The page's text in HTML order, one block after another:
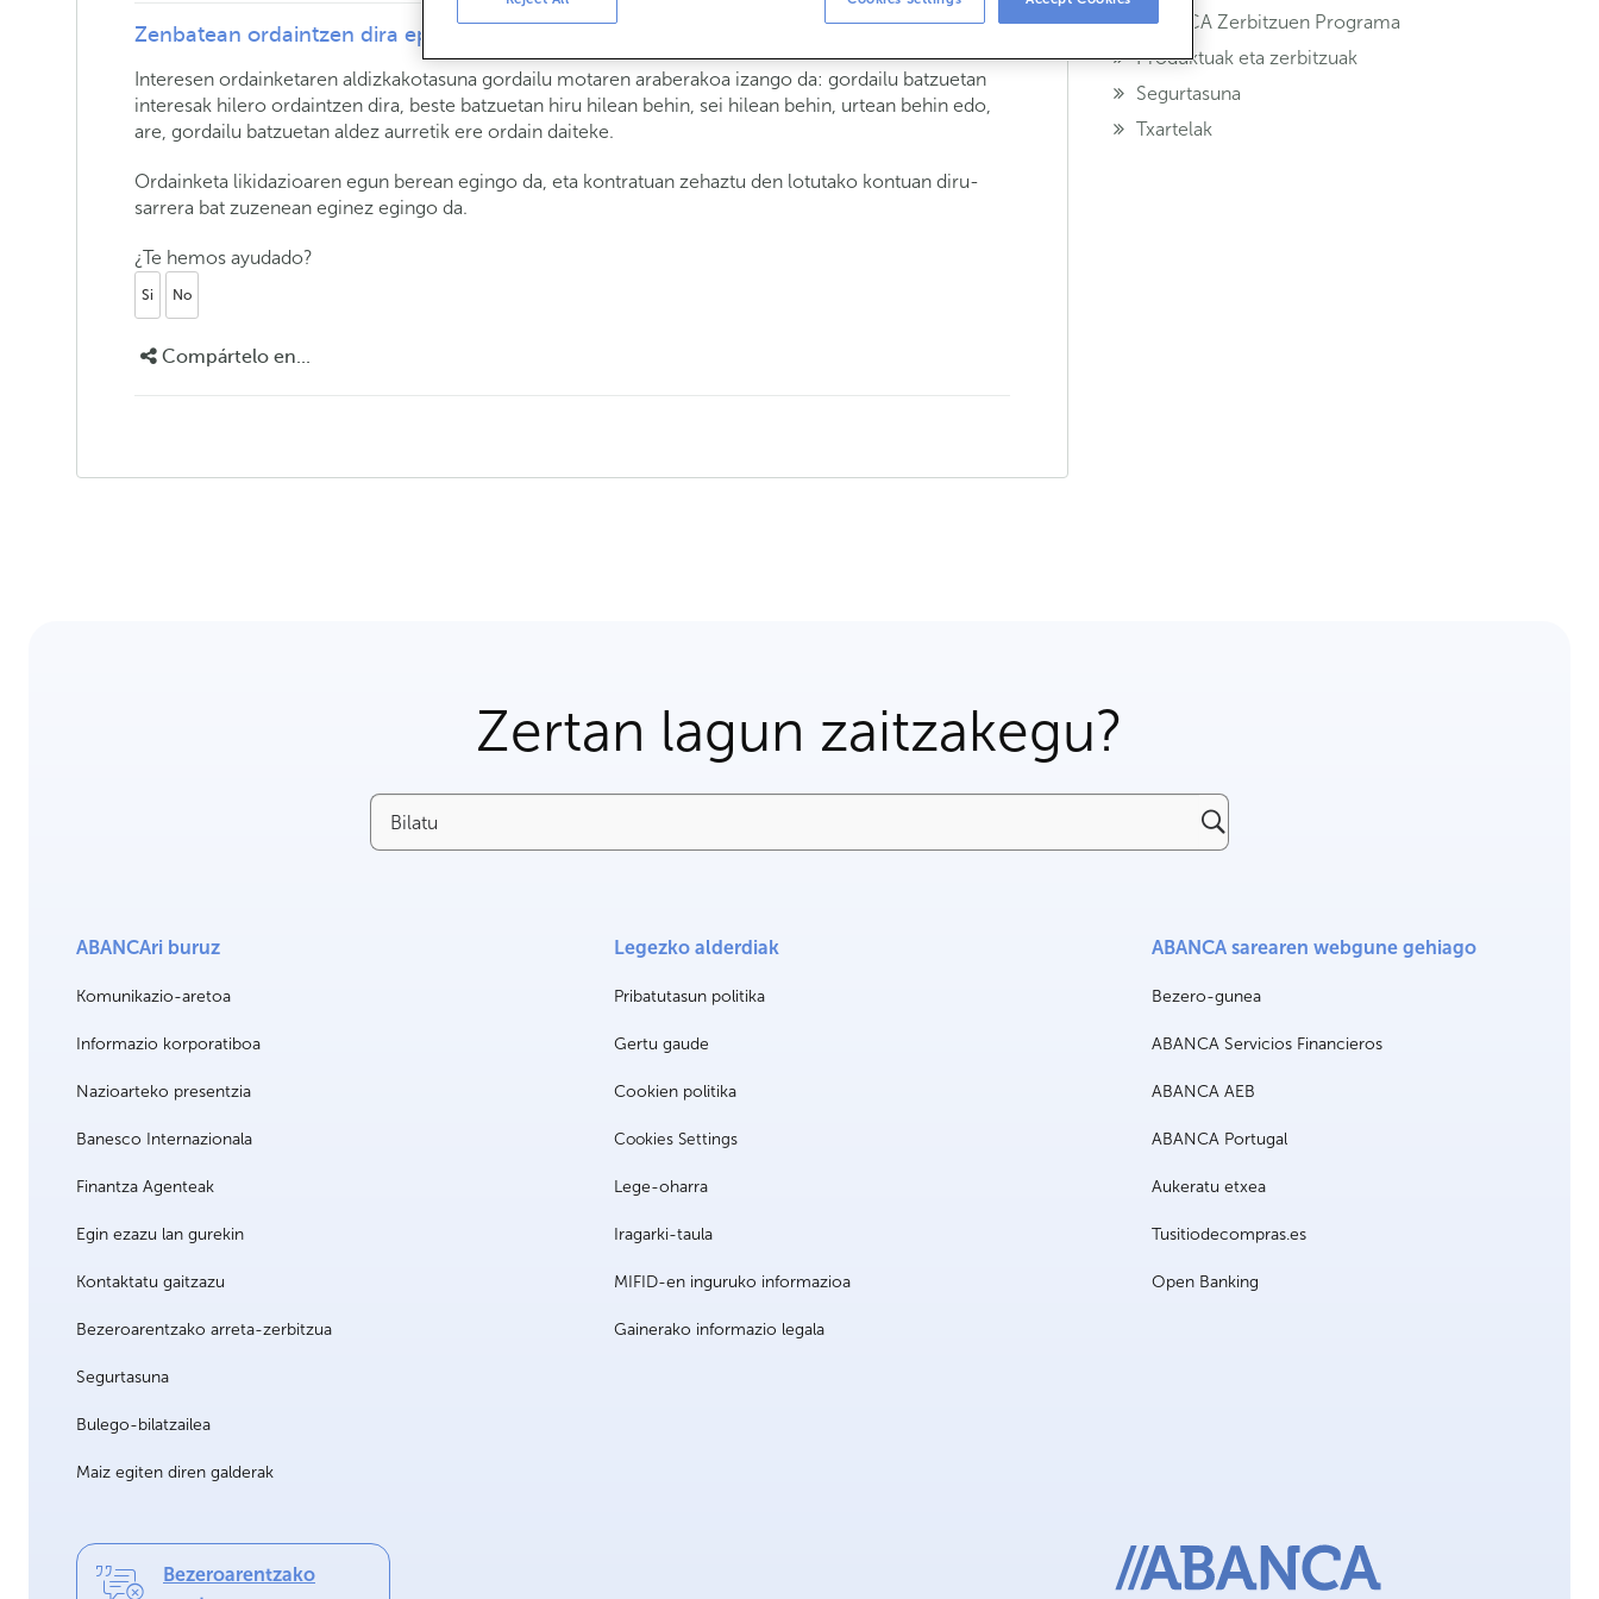
Zenbatean ordaintzen dira epekako gordailu bateko interesak?
Interesen ordainketaren aldizkakotasuna gordailu motaren araberakoa izango da: gordailu batzuetan
interesak hilero ordaintzen dira, beste batzuetan hiru hilean behin, sei hilean behin, urtean behin edo,
are, gordailu batzuetan aldez aurretik ere ordain daiteke.
Ordainketa likidazioaren egun berean egingo da, eta kontratuan zehaztu den lotutako kontuan diru-
sarrera bat zuzenean eginez egingo da.
¿Te hemos ayudado?
Si No
Compártelo en...
ABANCA Zerbitzuen Programa
Produktuak eta zerbitzuak
Segurtasuna
Txartelak
Zertan lagun zaitzakegu?
Bilatu
ABANCAri buruz
Komunikazio-aretoa
Informazio korporatiboa
Nazioarteko presentzia
Banesco Internazionala
Finantza Agenteak
Egin ezazu lan gurekin
Kontaktatu gaitzazu
Bezeroarentzako arreta-zerbitzua
Segurtasuna
Bulego-bilatzailea
Maiz egiten diren galderak
Legezko alderdiak
Pribatutasun politika
Gertu gaude
Cookien politika
Cookies Settings
Lege-oharra
Iragarki-taula
MIFID-en inguruko informazioa
Gainerako informazio legala
ABANCA sarearen webgune gehiago
Bezero-gunea
ABANCA Servicios Financieros
ABANCA AEB
ABANCA Portugal
Aukeratu etxea
Tusitiodecompras.es
Open Banking
Bezeroarentzako